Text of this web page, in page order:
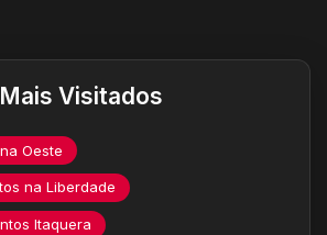
Mais Visitados
Oeste
na Liberdade
Itaquera